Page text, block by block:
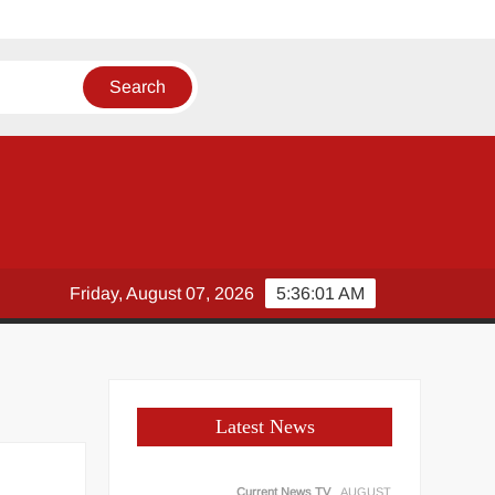
5:36:02 AM
Friday, August 07, 2026
Latest News
Current News TV
AUGUST